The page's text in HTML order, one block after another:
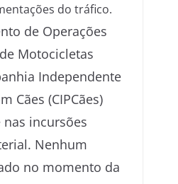
do tráfico.
de Operações
Motocicletas
Independente
Cães (CIPCães)
incursões
Nenhum
no momento da